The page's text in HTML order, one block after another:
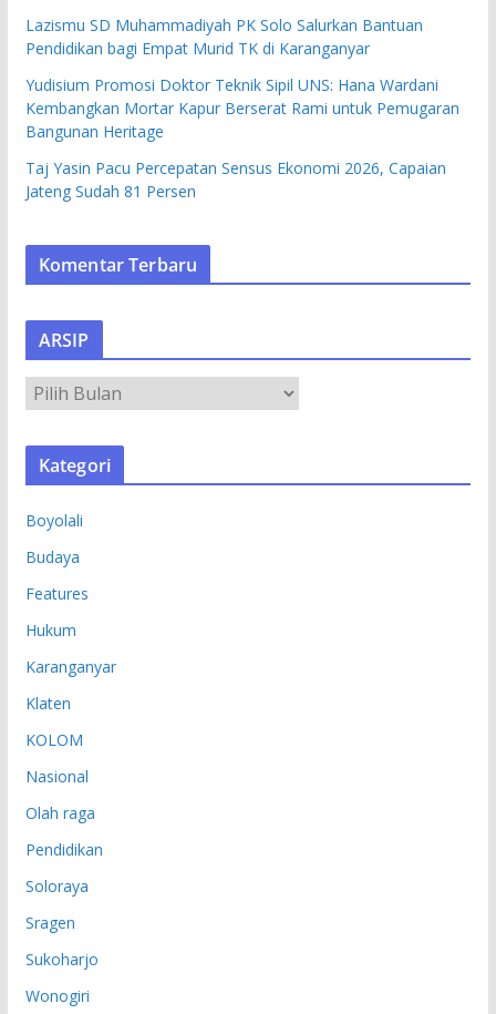
Lazismu SD Muhammadiyah PK Solo Salurkan Bantuan
Pendidikan bagi Empat Murid TK di Karanganyar
Yudisium Promosi Doktor Teknik Sipil UNS: Hana Wardani
Kembangkan Mortar Kapur Berserat Rami untuk Pemugaran
Bangunan Heritage
Taj Yasin Pacu Percepatan Sensus Ekonomi 2026, Capaian
Jateng Sudah 81 Persen
Komentar Terbaru
ARSIP
R
S
Kategori
Boyolali
Budaya
Features
Hukum
Karanganyar
Klaten
KOLOM
Nasional
Olah raga
Pendidikan
Soloraya
Sragen
Sukoharjo
Wonogiri